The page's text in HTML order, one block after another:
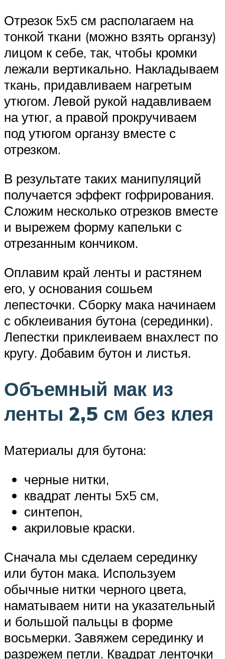
Отрезок 5х5 см располагаем на
тонкой ткани (можно взять органзу)
лицом к себе, так, чтобы кромки
лежали вертикально. Накладываем
ткань, придавливаем нагретым
утюгом. Левой рукой надавливаем
на утюг, а правой прокручиваем
под утюгом органзу вместе с
отрезком.
В результате таких манипуляций
получается эффект гофрирования.
Сложим несколько отрезков вместе
и вырежем форму капельки с
отрезанным кончиком.
Оплавим край ленты и растянем
его, у основания сошьем
лепесточки. Сборку мака начинаем
с обклеивания бутона (серединки).
Лепестки приклеиваем внахлест по
кругу. Добавим бутон и листья.
Объемный мак из
ленты 2,5 см без клея
Материалы для бутона:
черные нитки,
квадрат ленты 5х5 см,
синтепон,
акриловые краски.
Сначала мы сделаем серединку
или бутон мака. Используем
обычные нитки черного цвета,
наматываем нити на указательный
и большой пальцы в форме
восьмерки. Завяжем серединку и
разрежем петли. Квадрат ленточки